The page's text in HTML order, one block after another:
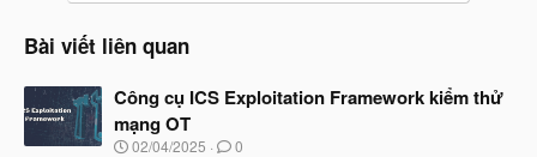
Bài viết liên quan
Công cụ ICS Exploitation Framework kiểm thử
mạng OT
N
02/04/2025 0